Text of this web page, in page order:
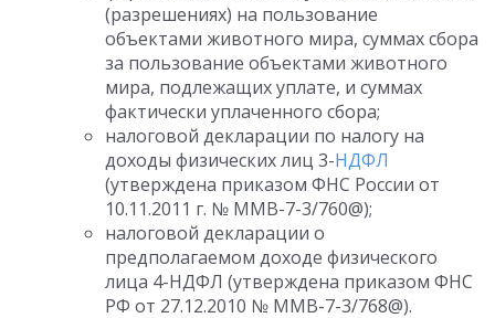
(разрешениях) на пользование
объектами животного мира, суммах сбора
за пользование объектами животного
мира, подлежащих уплате, и суммах
фактически уплаченного сбора;
налоговой декларации по налогу на
доходы физических лиц 3-НДФЛ
(утверждена приказом ФНС России от
10.11.2011 г. № ММВ-7-3/760@);
налоговой декларации о
предполагаемом доходе физического
лица 4-НДФЛ (утверждена приказом ФНС
РФ от 27.12.2010 № ММВ-7-3/768@).